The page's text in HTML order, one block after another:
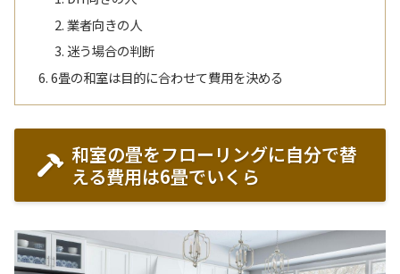
業者向きの人
迷う場合の判断
6畳の和室は目的に合わせて費用を決める
和室の畳をフローリングに自分で替
える費用は6畳でいくら